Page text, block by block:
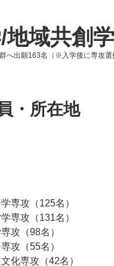
地域共創
へ出願163名（※入学後に専攻選
・所在地
専攻（125名）
専攻（131名）
攻（98名）
攻（55名）
化専攻（42名）